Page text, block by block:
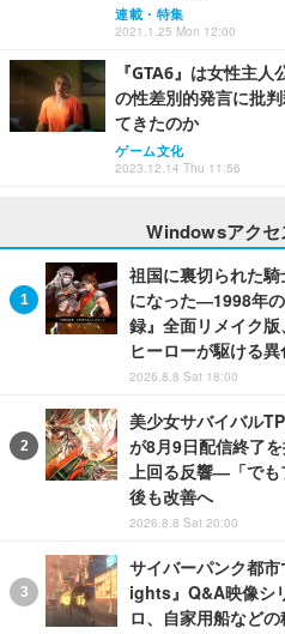
連載・特集
2021.1.25 Mon 12:00
『GTA6』は女性主
の性差別的発言に批
てきたのか
ゲーム文化
2023.12.14 Thu 11:56
Windowsアクセ
祖国に裏切られた
になった―1998年
録』全面リメイク
ヒーローが駆ける
2026.8.8 Sat 18:00
美少女サバイバル
が8月9日配信終了
上回る反響―「で
後も改善へ
2026.8.8 Sat 20:00
サイバーパンク都
ights』Q&A映像シ
ロ、自家用船など